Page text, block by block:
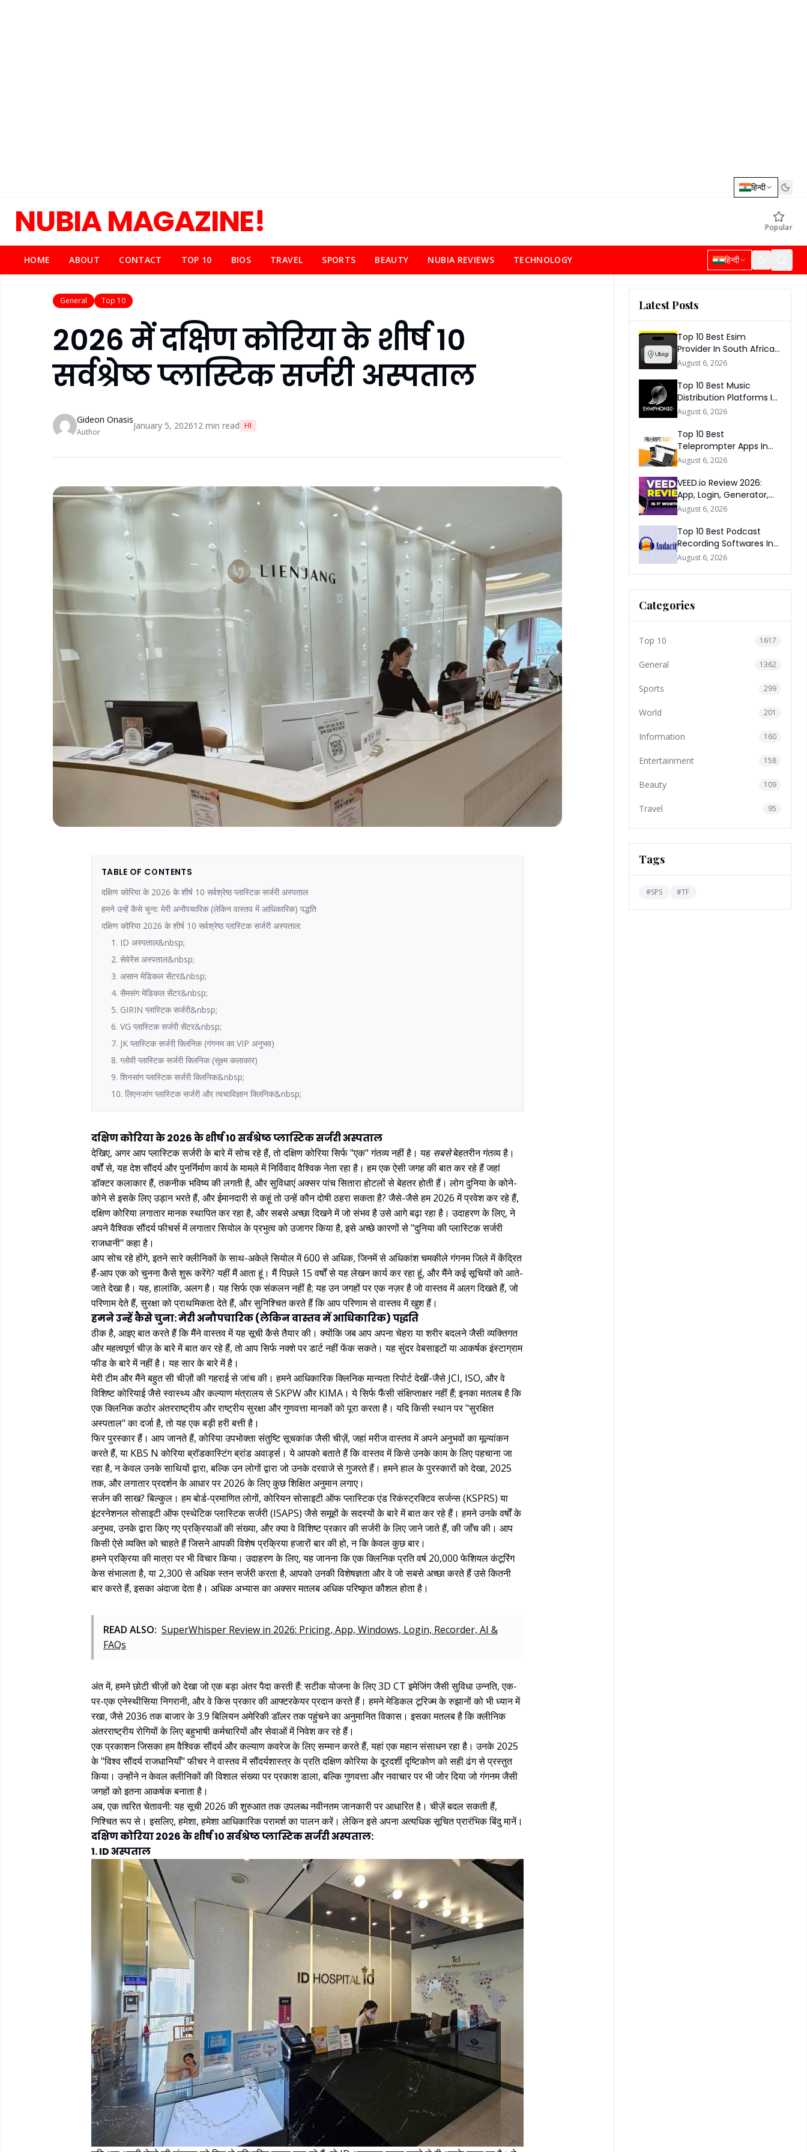
हिन्दी
NUBIA MAGAZINE! Popular
HOME ABOUT CONTACT TOP 10 BIOS TRAVEL SPORTS BEAUTY NUBIA REVIEWS TECHNOLOGY हिन्दी
General Top 10
2026 में दक्षिण कोरिया के शीर्ष 10
सर्वश्रेष्ठ प्लास्टिक सर्जरी अस्पताल
Gideon Onasis
Author
January 5, 202612 min read HI
TABLE OF CONTENTS
दक्षिण कोरिया के 2026 के शीर्ष 10 सर्वश्रेष्ठ प्लास्टिक सर्जरी अस्पताल
हमने उन्हें कैसे चुना: मेरी अनौपचारिक (लेकिन वास्तव में आधिकारिक) पद्धति
दक्षिण कोरिया 2026 के शीर्ष 10 सर्वश्रेष्ठ प्लास्टिक सर्जरी अस्पताल:
1. ID अस्पताल&nbsp;
2. सेवेरेंस अस्पताल&nbsp;
3. असान मेडिकल सेंटर&nbsp;
4. सैमसंग मेडिकल सेंटर&nbsp;
5. GIRIN प्लास्टिक सर्जरी&nbsp;
6. VG प्लास्टिक सर्जरी सेंटर&nbsp;
7. JK प्लास्टिक सर्जरी क्लिनिक (गंगनम का VIP अनुभव)
8. ग्लोवी प्लास्टिक सर्जरी क्लिनिक (सूक्ष्म कलाकार)
9. शिनसांग प्लास्टिक सर्जरी क्लिनिक&nbsp;
10. लिएनजांग प्लास्टिक सर्जरी और त्वचाविज्ञान क्लिनिक&nbsp;
दक्षिण कोरिया के 2026 के शीर्ष 10 सर्वश्रेष्ठ प्लास्टिक सर्जरी अस्पताल
देखिए, अगर आप प्लास्टिक सर्जरी के बारे में सोच रहे हैं, तो दक्षिण कोरिया सिर्फ "एक" गंतव्य नहीं है। यह सबसेबेहतरीन गंतव्य है।
वर्षों से, यह देश सौंदर्य और पुनर्निर्माण कार्य के मामले में निर्विवाद वैश्विक नेता रहा है। हम एक ऐसी जगह की बात कर रहे हैं जहां
डॉक्टर कलाकार हैं, तकनीक भविष्य की लगती है, और सुविधाएं अक्सर पांच सितारा होटलों से बेहतर होती हैं। लोग दुनिया के कोने-
कोने से इसके लिए उड़ान भरते हैं, और ईमानदारी से कहूं तो उन्हें कौन दोषी ठहरा सकता है? जैसे-जैसे हम 2026 में प्रवेश कर रहे हैं,
दक्षिण कोरिया लगातार मानक स्थापित कर रहा है, और सबसे अच्छा दिखने में जो संभव है उसे आगे बढ़ा रहा है। उदाहरण के लिए, ने
अपने वैश्विक सौंदर्य फीचर्स में लगातार सियोल के प्रभुत्व को उजागर किया है, इसे अच्छे कारणों से "दुनिया की प्लास्टिक सर्जरी
राजधानी" कहा है।
आप सोच रहे होंगे, इतने सारे क्लीनिकों के साथ-अकेले सियोल में 600 से अधिक, जिनमें से अधिकांश चमकीले गंगनम जिले में केंद्रित
हैं-आप एक को चुनना कैसे शुरू करेंगे? यहीं मैं आता हूं। मैं पिछले 15 वर्षों से यह लेखन कार्य कर रहा हूं, और मैंने कई सूचियों को आते-
जाते देखा है। यह, हालांकि, अलग है। यह सिर्फ एक संकलन नहीं है; यह उन जगहों पर एक नज़र है जो वास्तव में अलग दिखते हैं, जो
परिणाम देते हैं, सुरक्षा को प्राथमिकता देते हैं, और सुनिश्चित करते हैं कि आप परिणाम से वास्तव में खुश हैं।
हमने उन्हें कैसे चुना: मेरी अनौपचारिक (लेकिन वास्तव में आधिकारिक) पद्धति
ठीक है, आइए बात करते हैं कि मैंने वास्तव में यह सूची कैसे तैयार की। क्योंकि जब आप अपना चेहरा या शरीर बदलने जैसी व्यक्तिगत
और महत्वपूर्ण चीज़ के बारे में बात कर रहे हैं, तो आप सिर्फ नक्शे पर डार्ट नहीं फेंक सकते। यह सुंदर वेबसाइटों या आकर्षक इंस्टाग्राम
फीड के बारे में नहीं है। यह सार के बारे में है।
मेरी टीम और मैंने बहुत सी चीज़ों की गहराई से जांच की। हमने आधिकारिक क्लिनिक मान्यता रिपोर्ट देखीं-जैसे JCI, ISO, और वे
विशिष्ट कोरियाई जैसे स्वास्थ्य और कल्याण मंत्रालय से SKPW और KIMA। ये सिर्फ फैंसी संक्षिप्ताक्षर नहीं हैं; इनका मतलब है कि
एक क्लिनिक कठोर अंतरराष्ट्रीय और राष्ट्रीय सुरक्षा और गुणवत्ता मानकों को पूरा करता है। यदि किसी स्थान पर "सुरक्षित
अस्पताल" का दर्जा है, तो यह एक बड़ी हरी बत्ती है।
फिर पुरस्कार हैं। आप जानते हैं, कोरिया उपभोक्ता संतुष्टि सूचकांक जैसी चीज़ें, जहां मरीज वास्तव में अपने अनुभवों का मूल्यांकन
करते हैं, या KBS N कोरिया ब्रॉडकास्टिंग ब्रांड अवार्ड्स। ये आपको बताते हैं कि वास्तव में किसे उनके काम के लिए पहचाना जा
रहा है, न केवल उनके साथियों द्वारा, बल्कि उन लोगों द्वारा जो उनके दरवाजे से गुजरते हैं। हमने हाल के पुरस्कारों को देखा, 2025
तक, और लगातार प्रदर्शन के आधार पर 2026 के लिए कुछ शिक्षित अनुमान लगाए।
सर्जन की साख? बिल्कुल। हम बोर्ड-प्रमाणित लोगों, कोरियन सोसाइटी ऑफ प्लास्टिक एंड रिकंस्ट्रक्टिव सर्जन्स (KSPRS) या
इंटरनेशनल सोसाइटी ऑफ एस्थेटिक प्लास्टिक सर्जरी (ISAPS) जैसे समूहों के सदस्यों के बारे में बात कर रहे हैं। हमने उनके वर्षों के
अनुभव, उनके द्वारा किए गए प्रक्रियाओं की संख्या, और क्या वे विशिष्ट प्रकार की सर्जरी के लिए जाने जाते हैं, की जाँच की। आप
किसी ऐसे व्यक्ति को चाहते हैं जिसने आपकी विशेष प्रक्रिया हजारों बार की हो, न कि केवल कुछ बार।
हमने प्रक्रिया की मात्रा पर भी विचार किया। उदाहरण के लिए, यह जानना कि एक क्लिनिक प्रति वर्ष 20,000 फेशियल कंटूरिंग
केस संभालता है, या 2,300 से अधिक स्तन सर्जरी करता है, आपको उनकी विशेषज्ञता और वे जो सबसे अच्छा करते हैं उसे कितनी
बार करते हैं, इसका अंदाजा देता है। अधिक अभ्यास का अक्सर मतलब अधिक परिष्कृत कौशल होता है।
READ ALSO: SuperWhisper Review in 2026: Pricing, App, Windows, Login, Recorder, AI &
FAQs
अंत में, हमने छोटी चीज़ों को देखा जो एक बड़ा अंतर पैदा करती हैं: सटीक योजना के लिए 3D CT इमेजिंग जैसी सुविधा उन्नति, एक-
पर-एक एनेस्थीसिया निगरानी, और वे किस प्रकार की आफ्टरकेयर प्रदान करते हैं। हमने मेडिकल टूरिज्म के रुझानों को भी ध्यान में
रखा, जैसे 2036 तक बाजार के 3.9 बिलियन अमेरिकी डॉलर तक पहुंचने का अनुमानित विकास। इसका मतलब है कि क्लीनिक
अंतरराष्ट्रीय रोगियों के लिए बहुभाषी कर्मचारियों और सेवाओं में निवेश कर रहे हैं।
एक प्रकाशन जिसका हम वैश्विक सौंदर्य और कल्याण कवरेज के लिए सम्मान करते हैं, यहां एक महान संसाधन रहा है। उनके 2025
के "विश्व सौंदर्य राजधानियाँ" फीचर ने वास्तव में सौंदर्यशास्त्र के प्रति दक्षिण कोरिया के दूरदर्शी दृष्टिकोण को सही ढंग से प्रस्तुत
किया। उन्होंने न केवल क्लीनिकों की विशाल संख्या पर प्रकाश डाला, बल्कि गुणवत्ता और नवाचार पर भी जोर दिया जो गंगनम जैसी
जगहों को इतना आकर्षक बनाता है।
अब, एक त्वरित चेतावनी: यह सूची 2026 की शुरुआत तक उपलब्ध नवीनतम जानकारी पर आधारित है। चीज़ें बदल सकती हैं,
निश्चित रूप से। इसलिए, हमेशा, हमेशा आधिकारिक परामर्श का पालन करें। लेकिन इसे अपना अत्यधिक सूचित प्रारंभिक बिंदु मानें।
दक्षिण कोरिया 2026 के शीर्ष 10 सर्वश्रेष्ठ प्लास्टिक सर्जरी अस्पताल:
1. ID अस्पताल
Latest Posts
Top 10 Best Esim
Provider In South Africa
2026
August 6, 2026
Top 10 Best Music
Distribution Platforms In
The World 2026
August 6, 2026
Top 10 Best
Teleprompter Apps In
2026
August 6, 2026
VEED.io Review 2026:
App, Login, Generator,
Download, AI & FAQs
August 6, 2026
Top 10 Best Podcast
Recording Softwares In
2026
August 6, 2026
Categories
Top 10 1617
General 1362
Sports 299
World 201
Information 160
Entertainment 158
Beauty 109
Travel 95
Tags
#SPS #TF